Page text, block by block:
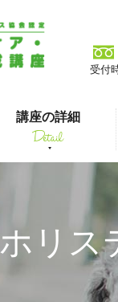
講座の詳細
Detail
受付
ホリス